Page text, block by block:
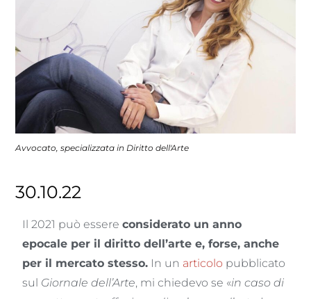
Avvocato, specializzata in Diritto dell'Arte
30.10.22
Il 2021 può essereconsiderato un anno
epocale per il diritto dell’arte e, forse, anche
per il mercato stesso. In un articolo pubblicato
sul Giornale dell’Arte, mi chiedevo se «in caso di